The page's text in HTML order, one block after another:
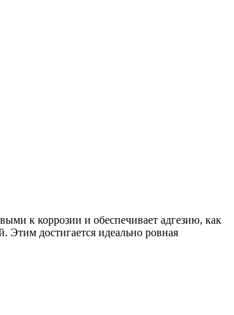
к коррозии и обеспечивает адгезию, как
достигается идеально ровная